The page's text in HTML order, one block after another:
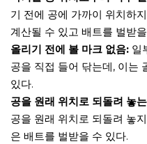
기 전에 공에 가까이 위치하
계산될 수 있고 배트를 벌받
올리기 전에 볼 마크 없음: 일
공을 직접 들어 닦는데, 이는
있다.
공을 원래 위치로 되돌려 놓
공을 원래 위치로 되돌려 놓
은 배트를 벌받을 수 있다.